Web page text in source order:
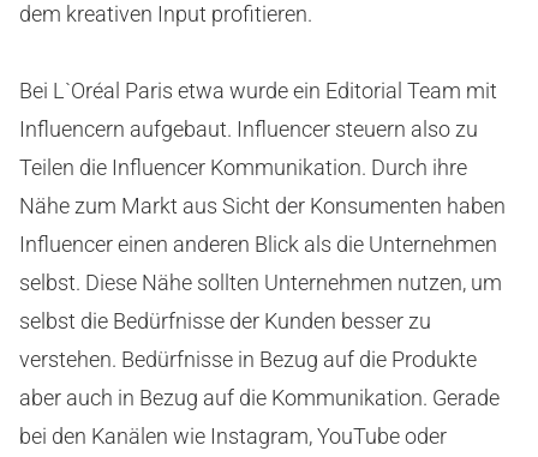
dem kreativen Input profitieren.
Bei L`Oréal Paris etwa wurde ein Editorial Team mit
Influencern aufgebaut. Influencer steuern also zu
Teilen die Influencer Kommunikation. Durch ihre
Nähe zum Markt aus Sicht der Konsumenten haben
Influencer einen anderen Blick als die Unternehmen
selbst. Diese Nähe sollten Unternehmen nutzen, um
selbst die Bedürfnisse der Kunden besser zu
verstehen. Bedürfnisse in Bezug auf die Produkte
aber auch in Bezug auf die Kommunikation. Gerade
bei den Kanälen wie Instagram, YouTube oder